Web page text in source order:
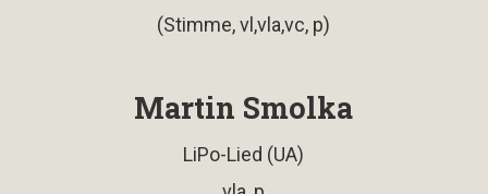
(Stimme, vl,vla,vc, p)
Martin Smolka
LiPo-Lied (UA)